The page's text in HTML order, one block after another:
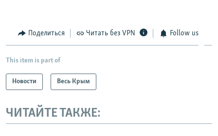
Поделиться Читать без VPN Follow us
This item is part of
Новости Весь Крым
ЧИТАЙТЕ ТАКЖЕ: